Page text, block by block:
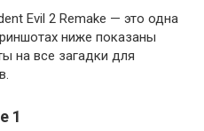
Evil 2 Remake — это одна
ниже показаны
на все загадки для
1